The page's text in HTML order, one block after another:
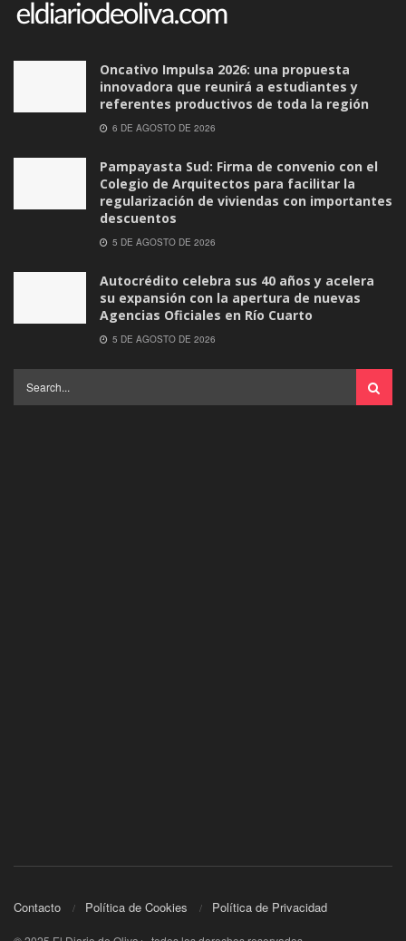
Oncativo Impulsa 2026: una propuesta
innovadora que reunirá a estudiantes y
referentes productivos de toda la región
6 DE AGOSTO DE 2026
Pampayasta Sud: Firma de convenio con el
Colegio de Arquitectos para facilitar la
regularización de viviendas con importantes
descuentos
5 DE AGOSTO DE 2026
Autocrédito celebra sus 40 años y acelera
su expansión con la apertura de nuevas
Agencias Oficiales en Río Cuarto
5 DE AGOSTO DE 2026
Contacto Política de Cookies Política de Privacidad